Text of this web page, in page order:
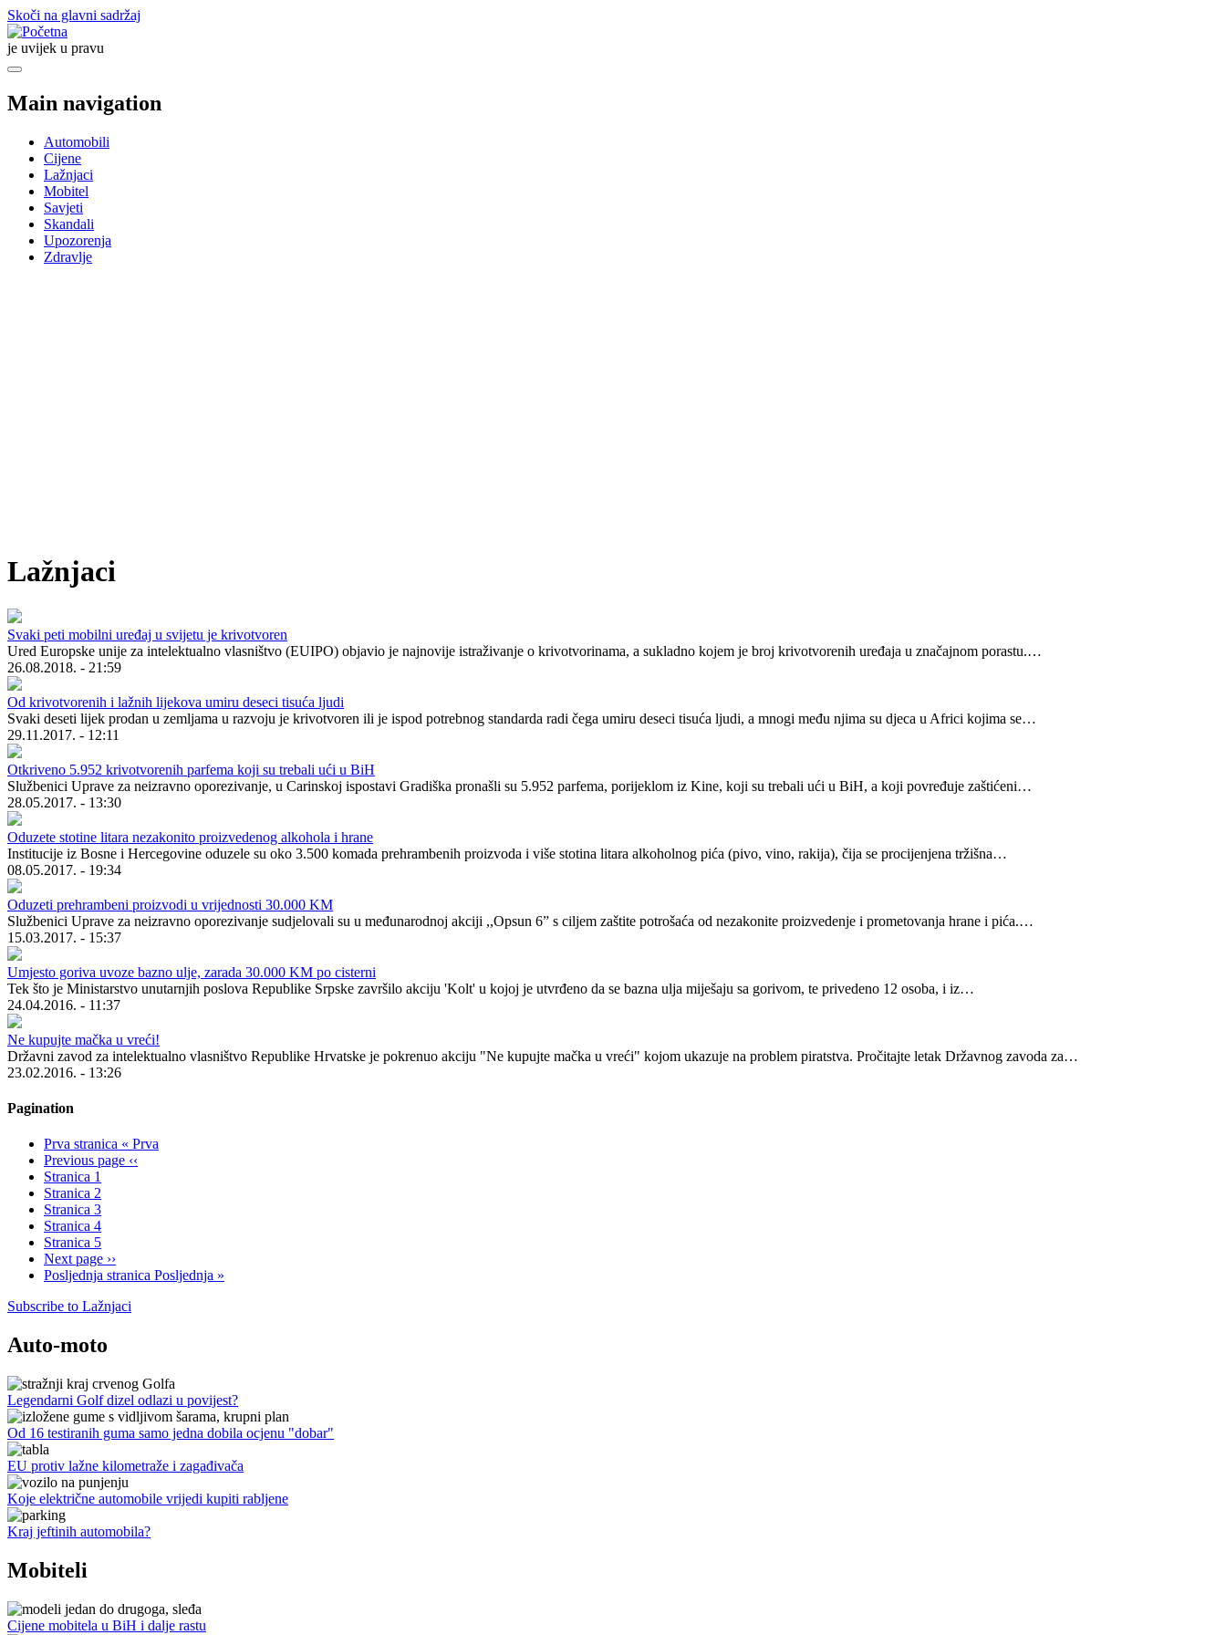
Skoči na glavni sadržaj
je uvijek u pravu
Main navigation
Automobili
Cijene
Lažnjaci
Mobitel
Savjeti
Skandali
Upozorenja
Zdravlje
Lažnjaci
Svaki peti mobilni uređaj u svijetu je krivotvoren
Ured Europske unije za intelektualno vlasništvo (EUIPO) objavio je najnovije istraživanje o krivotvorinama, a sukladno kojem je broj krivotvorenih uređaja u značajnom porastu.…
26.08.2018. - 21:59
Od krivotvorenih i lažnih lijekova umiru deseci tisuća ljudi
Svaki deseti lijek prodan u zemljama u razvoju je krivotvoren ili je ispod potrebnog standarda radi čega umiru deseci tisuća ljudi, a mnogi među njima su djeca u Africi kojima se…
29.11.2017. - 12:11
Otkriveno 5.952 krivotvorenih parfema koji su trebali ući u BiH
Službenici Uprave za neizravno oporezivanje, u Carinskoj ispostavi Gradiška pronašli su 5.952 parfema, porijeklom iz Kine, koji su trebali ući u BiH, a koji povređuje zaštićeni…
28.05.2017. - 13:30
Oduzete stotine litara nezakonito proizvedenog alkohola i hrane
Institucije iz Bosne i Hercegovine oduzele su oko 3.500 komada prehrambenih proizvoda i više stotina litara alkoholnog pića (pivo, vino, rakija), čija se procijenjena tržišna…
08.05.2017. - 19:34
Oduzeti prehrambeni proizvodi u vrijednosti 30.000 KM
Službenici Uprave za neizravno oporezivanje sudjelovali su u međunarodnoj akciji ,,Opsun 6” s ciljem zaštite potrošaća od nezakonite proizvedenje i prometovanja hrane i pića.…
15.03.2017. - 15:37
Umjesto goriva uvoze bazno ulje, zarada 30.000 KM po cisterni
Tek što je Ministarstvo unutarnjih poslova Republike Srpske završilo akciju 'Kolt' u kojoj je utvrđeno da se bazna ulja miješaju sa gorivom, te privedeno 12 osoba, i iz…
24.04.2016. - 11:37
Ne kupujte mačka u vreći!
Državni zavod za intelektualno vlasništvo Republike Hrvatske je pokrenuo akciju "Ne kupujte mačka u vreći" kojom ukazuje na problem piratstva. Pročitajte letak Državnog zavoda za…
23.02.2016. - 13:26
Pagination
Prva stranica « Prva
Previous page ‹‹
Stranica 1
Stranica 2
Stranica 3
Stranica 4
Stranica 5
Next page ››
Posljednja stranica Posljednja »
Subscribe to Lažnjaci
Auto-moto
Legendarni Golf dizel odlazi u povijest?
Od 16 testiranih guma samo jedna dobila ocjenu "dobar"
EU protiv lažne kilometraže i zagađivača
Koje električne automobile vrijedi kupiti rabljene
Kraj jeftinih automobila?
Mobiteli
Cijene mobitela u BiH i dalje rastu